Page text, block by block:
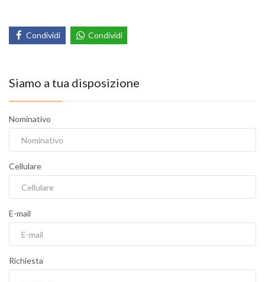
Condividi Condividi
Siamo a tua disposizione
Nominativo
Cellulare
E-mail
Richiesta